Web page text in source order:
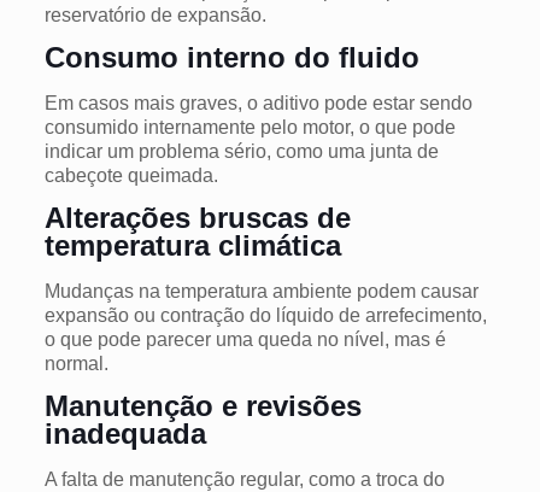
reservatório de expansão.
Consumo interno do fluido
Em casos mais graves, o aditivo pode estar sendo
consumido internamente pelo motor, o que pode
indicar um problema sério, como uma junta de
cabeçote queimada.
Alterações bruscas de
temperatura climática
Mudanças na temperatura ambiente podem causar
expansão ou contração do líquido de arrefecimento,
o que pode parecer uma queda no nível, mas é
normal.
Manutenção e revisões
inadequada
A falta de manutenção regular, como a troca do